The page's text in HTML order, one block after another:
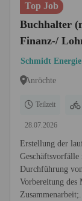
Top Job
Buchhalter
Finanz-/
Schmidt
Anröchte
Teilzeit
28.07.2026
Erstellung der
Durchführung
Vorbereitung des